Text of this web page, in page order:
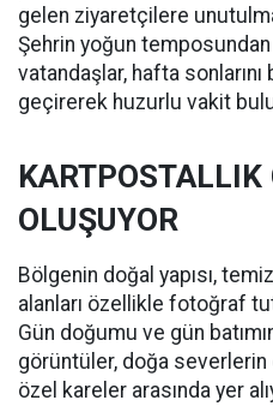
gelen ziyaretçilere
Şehrin yoğun
vatandaşlar, hafta
geçirerek huzurlu vakit
KARTPOSTALLIK
OLUŞUYOR
Bölgenin doğal yapısı,
alanları özellikle fotoğraf
Gün doğumu ve gün
görüntüler, doğa severlerin
özel kareler arasında yer